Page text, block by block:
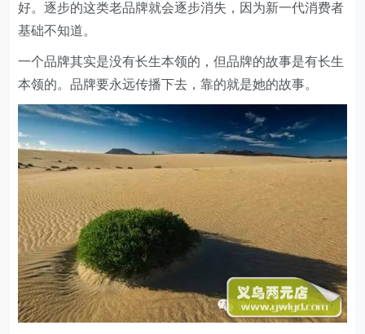
好。逐步的这类老品牌就会逐步消失，因为新一代消费者
基础不知道。
一个品牌其实是没有长生本领的，但品牌的故事是有长生
本领的。品牌要永远传播下去，靠的就是她的故事。